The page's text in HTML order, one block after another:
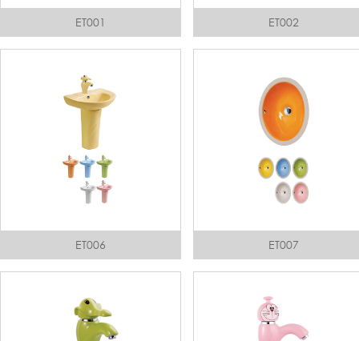
ET001 ET002
ET006 ET007